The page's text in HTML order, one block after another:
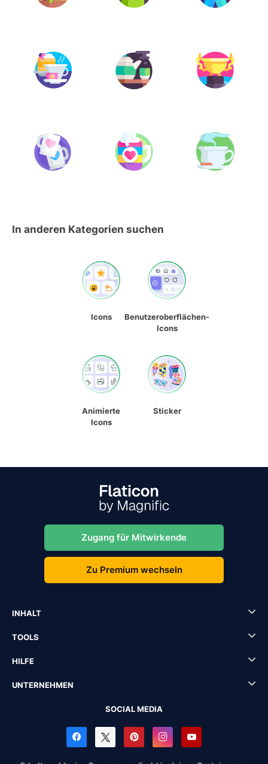
In anderen Kategorien suchen
Icons
Benutzeroberflächen-
Icons
Animierte
Icons
Sticker
Zugang für Mitwirkende
Zu Premium wechseln
INHALT
TOOLS
HILFE
UNTERNEHMEN
SOCIAL MEDIA